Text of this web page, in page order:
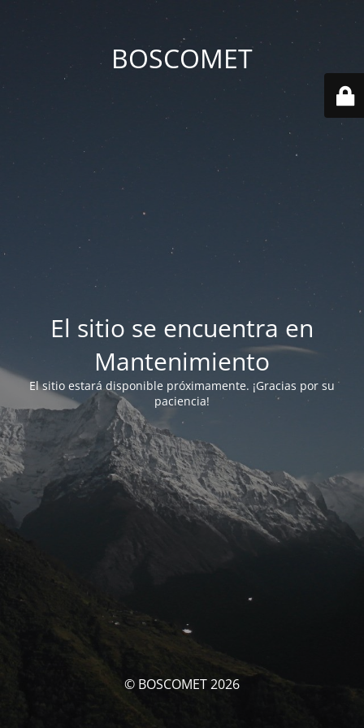
BOSCOMET
El sitio se encuentra en
Mantenimiento
El sitio estará disponible próximamente. ¡Gracias por su
paciencia!
© BOSCOMET 2026